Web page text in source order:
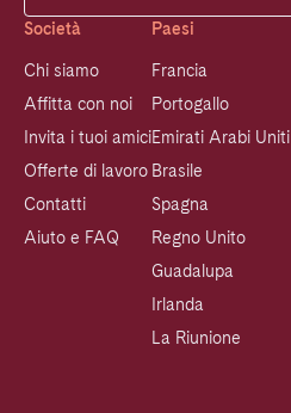
Società
Chi siamo
Affitta con noi
Invita i tuoi amici
Offerte di lavoro
Contatti
Aiuto e FAQ
Paesi
Francia
Portogallo
Emirati Arabi Uniti
Brasile
Spagna
Regno Unito
Guadalupa
Irlanda
La Riunione